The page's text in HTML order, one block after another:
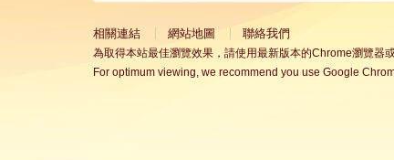
相關連結 網站地圖 聯絡我們
為取得本站最佳瀏覽效果，請使用最新版本的Chrome瀏覽器
For optimum viewing, we recommend you use Google